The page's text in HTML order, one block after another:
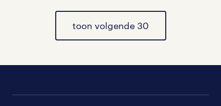
toon volgende 30